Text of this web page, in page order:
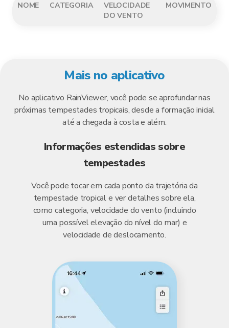
NOME CATEGORIA
VELOCIDADE
DO VENTO
MOVIMENTO
Mais no aplicativo
No aplicativo RainViewer, você pode se aprofundar nas
próximas tempestades tropicais, desde a formação inicial
até a chegada à costa e além.
Informações estendidas sobre
tempestades
Você pode tocar em cada ponto da trajetória da
tempestade tropical e ver detalhes sobre ela,
como categoria, velocidade do vento (incluindo
uma possível elevação do nível do mar) e
velocidade de deslocamento.